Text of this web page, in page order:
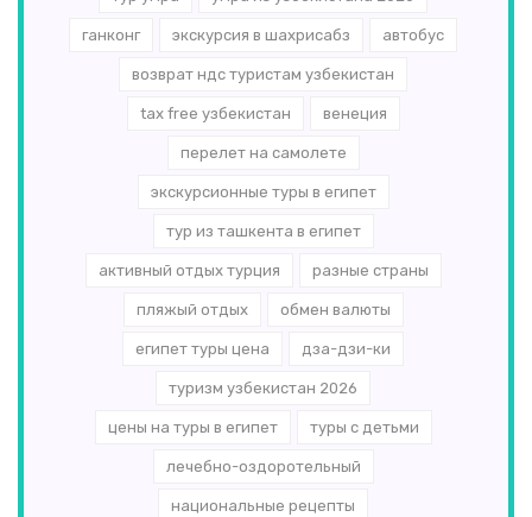
ганконг экскурсия в шахрисабз автобус
возврат ндс туристам узбекистан
tax free узбекистан венеция
перелет на самолете
экскурсионные туры в египет
тур из ташкента в египет
активный отдых турция разные страны
пляжый отдых обмен валюты
египет туры цена дза-дзи-ки
туризм узбекистан 2026
цены на туры в египет туры с детьми
лечебно-оздоротельный
национальные рецепты